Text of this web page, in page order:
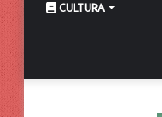
CULTURA